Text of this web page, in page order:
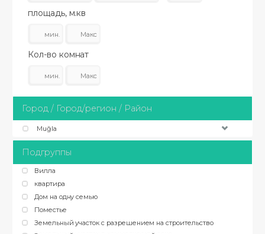
площадь, м.кв
Кол-во комнат
Город / Город/регион / Район
Muğla
Подгруппы
Вилла
квартира
Дом на одну семью
Поместье
Земельный участок с разрешением на строительство